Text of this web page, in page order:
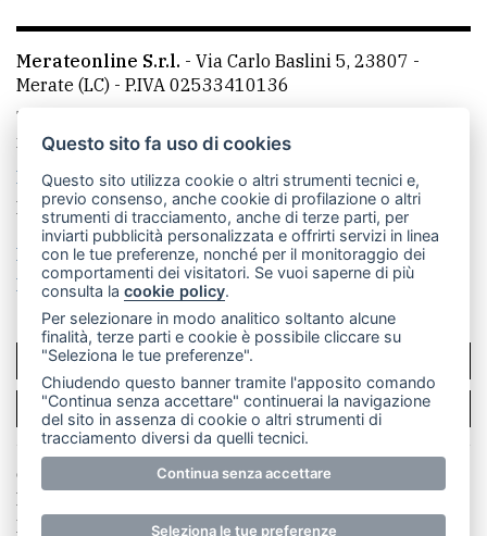
Merateonline S.r.l. - Via Carlo Baslini 5, 23807 -
Merate (LC) - P.IVA 02533410136
Telefono:
mail: redazione@merateonline.it
La redazione
CasateOnline LeccoOnline
RSS
Made by VIP
Privacy policy
Cookie policy
Rivedi le tue scelte sui cookie
SCRIVICI
PER LA TUA PUBBLICITÀ
© Copyright Merateonline S.r.l. - Tutti i diritti riservati.
E' proibita la riproduzione e pubblicazione anche
parziale di testi, articoli e immagini senza la
Questo sito fa uso di cookies
Questo sito utilizza cookie o altri strumenti tecnici e,
previo consenso, anche cookie di profilazione o altri
strumenti di tracciamento, anche di terze parti, per
inviarti pubblicità personalizzata e offrirti servizi in linea
con le tue preferenze, nonché per il monitoraggio dei
comportamenti dei visitatori. Se vuoi saperne di più
consulta lacookie policy.
Per selezionare in modo analitico soltanto alcune
finalità, terze parti e cookie è possibile cliccare su
"Seleziona le tue preferenze".
Chiudendo questo banner tramite l'apposito comando
"Continua senza accettare" continuerai la navigazione
del sito in assenza di cookie o altri strumenti di
tracciamento diversi da quelli tecnici.
Continua senza accettare
Seleziona le tue preferenze